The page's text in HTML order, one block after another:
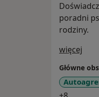
poradni
rodziny.
więcej
Główne